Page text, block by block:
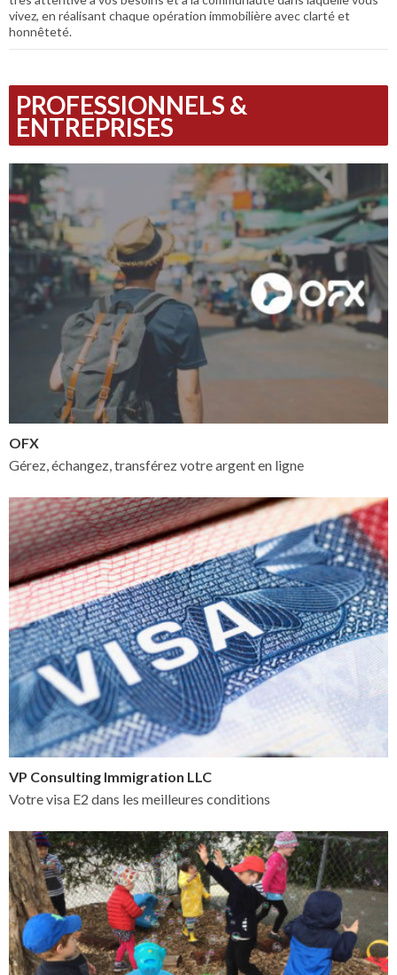
vivez, en réalisant chaque opération immobilière avec clarté et
honnêteté.
PROFESSIONNELS &
ENTREPRISES
OFX
Gérez, échangez, transférez votre argent en ligne
VP Consulting Immigration LLC
Votre visa E2 dans les meilleures conditions